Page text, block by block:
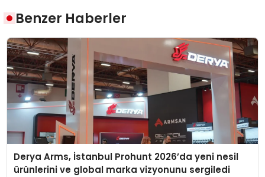
Benzer Haberler
Derya Arms, İstanbul Prohunt 2026’da yeni nesil
ürünlerini ve global marka vizyonunu sergiledi